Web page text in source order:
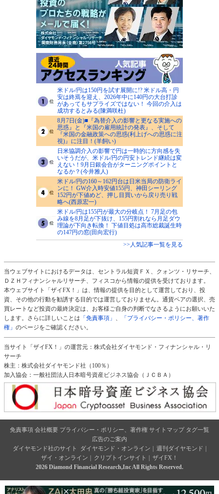
米ドル/円は150円を試す展開に!? 米ドル高・円
安は終焉を迎え、2026年中に140円の大台打診
があってもサプライズではない！ 今回の介入は
成功するとみる(陳満咲杜)
8月7日(金)■『為替介入の影響と更なる実施への
思惑』と『米国の雇用統計の発表』、そして
『米国の金融政策への思惑(利上げへの思惑に注
視)』に注目！(羊飼い)
日米協調介入の影響で円は一時的に方向感を失
いそうだが、米ドル/円の円安トレンド継続は変
えない！9月日銀会合がターニングポイントと
なるか？(今井雅人)
米ドル/円の160～162円台は日米当局の防衛ライ
ンに！ GW介入時安値155円、神田シーリング
152円が下値めど、押し目買いから戻り売り戦
略へ(西原宏一)
米ドル/円は155円が最大の分岐点！ 7月足の包
み線を8月足が下抜け、155円割れなら月足ダウ
理論が下向き転換！ 下値目処は高市総裁誕生時
の147円の窓(田向宏行)
>>人気記事一覧を見る
当ウェブサイトにおけるデータは、セントラル短資ＦＸ、クォンツ・リサーチ、
ＤＺＨフィナンシャルリサーチ、フィスコから情報の提供を受けております。
本ウェブサイト「ザイFX！」は、情報の提供を目的として運営しており、投
資、その他の行動を勧誘する目的では運営しておりません。通貨ペアの選択、売
買レートなど投資の最終決定は、お客様ご自身の判断でなさるようにお願いいた
します。さらに詳しいことは 「免責事項」 、
「プライバシー・ポリシー、著作
権」 のページをご確認ください。
当サイト「ザイFX！」の運営元：株式会社ダイヤモンド・フィナンシャル・リ
サーチ
株主：株式会社ダイヤモンド社（100％）
加入協会：一般社団法人日本暗号資産ビジネス協会（ＪＣＢＡ）
免責事項 会社概要 プライバシー・ポリシー、著作権 サイトマップ タグ一覧
広告のご案内
ダイヤモンド社のサイト
ダイヤモンド・オンライン 週刊ダイヤモンド
ザイ・オンライン
クリプトインサイト
ザイFX！
2026 Diamond Financial Research,Inc All Rights Reserved.